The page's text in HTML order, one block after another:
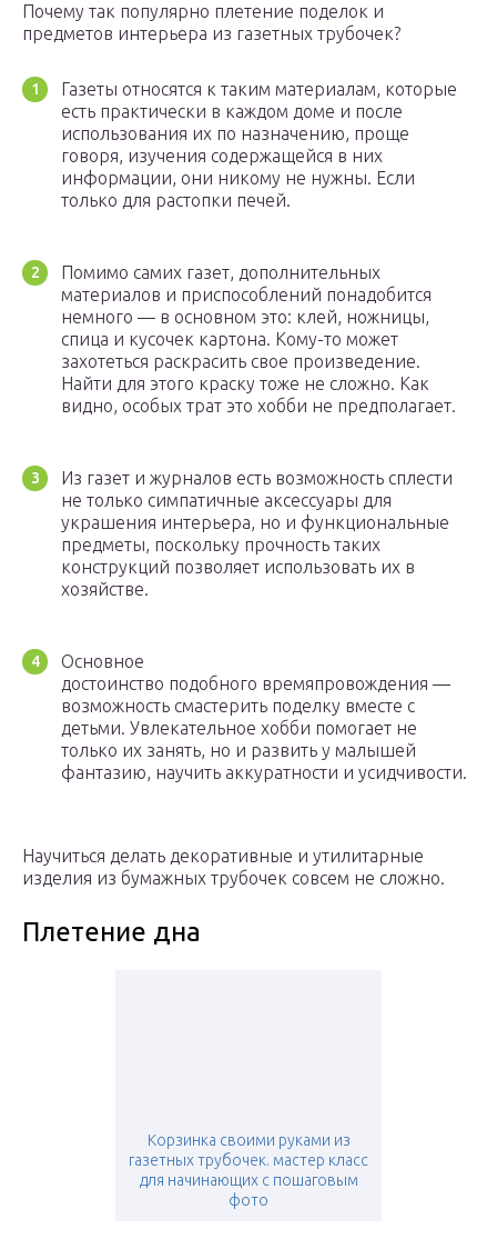
Почему так популярно плетение поделок и
предметов интерьера из газетных трубочек?
Газеты относятся к таким материалам, которые
есть практически в каждом доме и после
использования их по назначению, проще
говоря, изучения содержащейся в них
информации, они никому не нужны. Если
только для растопки печей.
Помимо самих газет, дополнительных
материалов и приспособлений понадобится
немного — в основном это: клей, ножницы,
спица и кусочек картона. Кому-то может
захотеться раскрасить свое произведение.
Найти для этого краску тоже не сложно. Как
видно, особых трат это хобби не предполагает.
Из газет и журналов есть возможность сплести
не только симпатичные аксессуары для
украшения интерьера, но и функциональные
предметы, поскольку прочность таких
конструкций позволяет использовать их в
хозяйстве.
Основное
достоинство подобного времяпровождения —
возможность смастерить поделку вместе с
детьми. Увлекательное хобби помогает не
только их занять, но и развить у малышей
фантазию, научить аккуратности и усидчивости.
Научиться делать декоративные и утилитарные
изделия из бумажных трубочек совсем не сложно.
Плетение дна
Корзинка своими руками из
газетных трубочек. мастер класс
для начинающих с пошаговым
фото